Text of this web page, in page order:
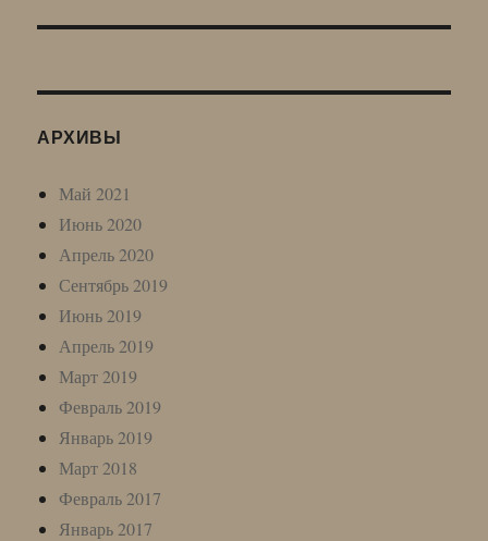
АРХИВЫ
Май 2021
Июнь 2020
Апрель 2020
Сентябрь 2019
Июнь 2019
Апрель 2019
Март 2019
Февраль 2019
Январь 2019
Март 2018
Февраль 2017
Январь 2017